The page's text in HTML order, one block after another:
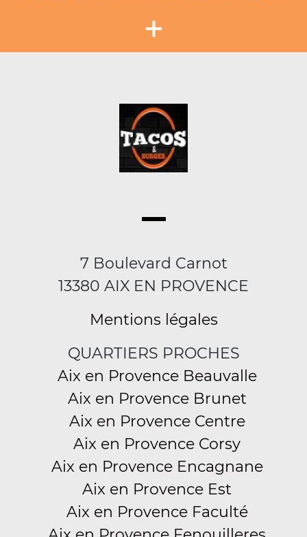
+
7 Boulevard Carnot
13380 AIX EN PROVENCE
Mentions légales
QUARTIERS PROCHES
Aix en Provence Beauvalle
Aix en Provence Brunet
Aix en Provence Centre
Aix en Provence Corsy
Aix en Provence Encagnane
Aix en Provence Est
Aix en Provence Faculté